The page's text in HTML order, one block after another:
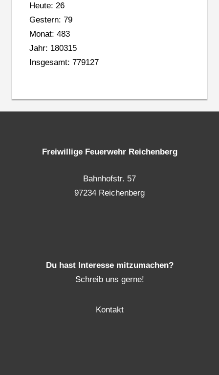
Heute: 26
Gestern: 79
Monat: 483
Jahr: 180315
Insgesamt: 779127
Freiwillige Feuerwehr Reichenberg
Bahnhofstr. 57
97234 Reichenberg
Du hast Interesse mitzumachen?
Schreib uns gerne!
Kontakt